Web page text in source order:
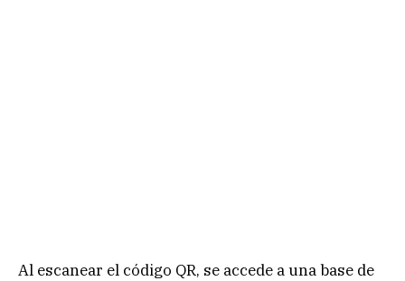
Al escanear el código QR, se accede a una base de